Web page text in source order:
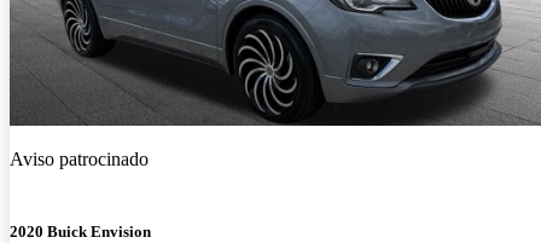
Aviso patrocinado
2020 Buick Envision